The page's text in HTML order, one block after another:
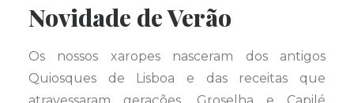
Novidade de Verão
Os nossos xaropes nasceram dos antigos
Quiosques de Lisboa e das receitas que